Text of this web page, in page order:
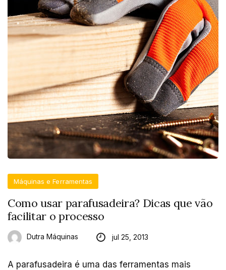
Máquinas e Ferramentas
Como usar parafusadeira? Dicas que vão
facilitar o processo
Dutra Máquinas jul 25, 2013
A parafusadeira é uma das ferramentas mais